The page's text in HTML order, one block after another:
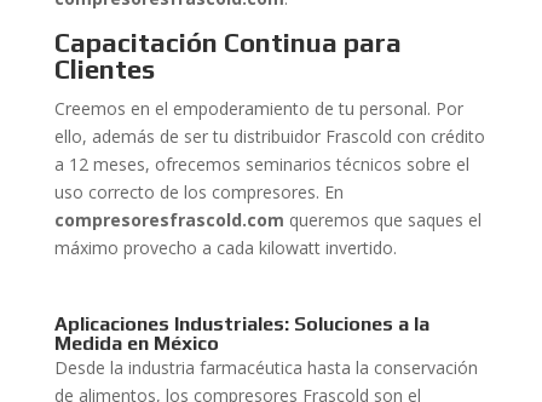
Capacitación Continua para
Clientes
Creemos en el empoderamiento de tu personal. Por
ello, además de ser tu distribuidor Frascold con crédito
a 12 meses, ofrecemos seminarios técnicos sobre el
uso correcto de los compresores. En
compresoresfrascold.com queremos que saques el
máximo provecho a cada kilowatt invertido.
Aplicaciones Industriales: Soluciones a la
Medida en México
Desde la industria farmacéutica hasta la conservación
de alimentos, los compresores Frascold son el